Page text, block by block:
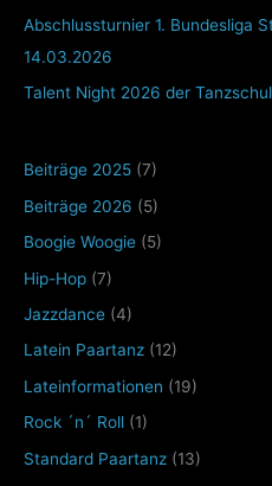
Abschlussturnier 1. Bundesliga
14.03.2026
Talent Night 2026 der
Beiträge 2025 (7)
Beiträge 2026 (5)
Boogie Woogie (5)
Hip-Hop (7)
Jazzdance (4)
Latein Paartanz (12)
Lateinformationen (19)
Rock ´n´ Roll (1)
Standard Paartanz (13)